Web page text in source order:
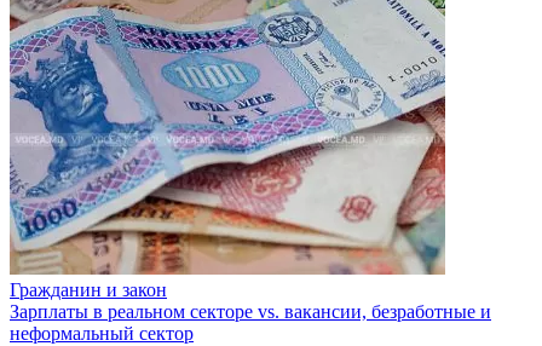
Гражданин и закон
Зарплаты в реальном секторе vs. вакансии, безработные и
неформальный сектор